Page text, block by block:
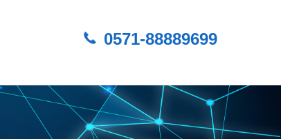
0571-88889699